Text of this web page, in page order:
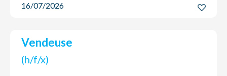
16/07/2026
Vendeuse
(h/f/x)